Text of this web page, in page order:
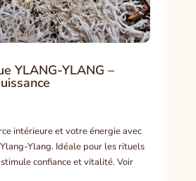
YLANG-YLANG –
intérieure et votre énergie avec
Ylang. Idéale pour les rituels
confiance et vitalité. Voir